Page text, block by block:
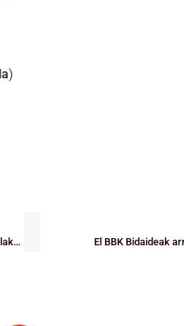
)
2026/02/07ko asteburuan amaituko da hurrengo lehiaketa: Gizonezkoen Haur Mailako B Taldeak El BBK Bidaideak